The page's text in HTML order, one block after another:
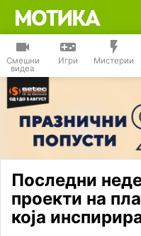
Смешни
видеа
Игри Мистерии
Последни
проекти на
која